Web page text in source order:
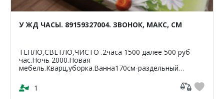
У ЖД ЧАСЫ. 89159327004. ЗВОНОК, МАКС, СМ
ТЕПЛО,СВЕТЛО,ЧИСТО .2часа 1500 далее 500 руб
час.Ночь 2000.Новая
мебель.Кварц,уборка.Ванна170см-раздельный
кв-42м2.ЦУМ,Шайба,Аптеки,банкомат-Сбербанк
ВТБ,Пятерочка.Чи...
1